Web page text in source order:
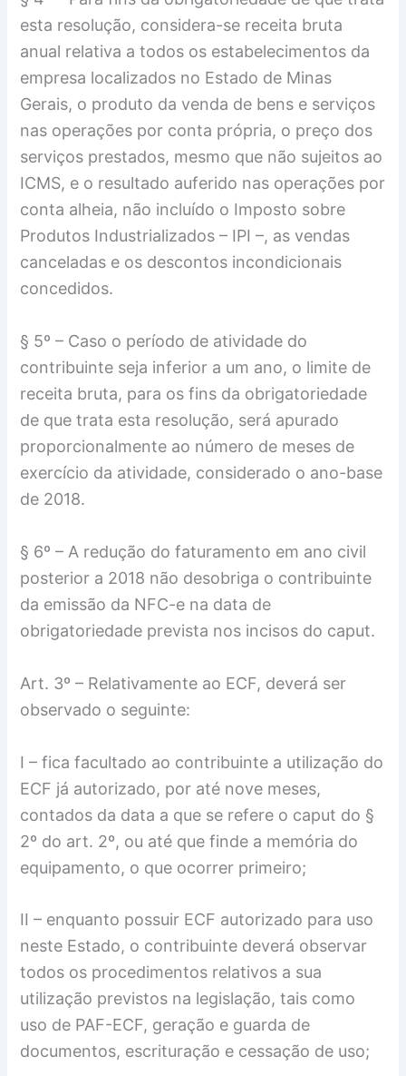
esta resolução, considera-se receita bruta
anual relativa a todos os estabelecimentos da
empresa localizados no Estado de Minas
Gerais, o produto da venda de bens e serviços
nas operações por conta própria, o preço dos
serviços prestados, mesmo que não sujeitos ao
ICMS, e o resultado auferido nas operações por
conta alheia, não incluído o Imposto sobre
Produtos Industrializados – IPI –, as vendas
canceladas e os descontos incondicionais
concedidos.
§ 5º – Caso o período de atividade do
contribuinte seja inferior a um ano, o limite de
receita bruta, para os fins da obrigatoriedade
de que trata esta resolução, será apurado
proporcionalmente ao número de meses de
exercício da atividade, considerado o ano-base
de 2018.
§ 6º – A redução do faturamento em ano civil
posterior a 2018 não desobriga o contribuinte
da emissão da NFC-e na data de
obrigatoriedade prevista nos incisos do caput.
Art. 3º – Relativamente ao ECF, deverá ser
observado o seguinte:
I – fica facultado ao contribuinte a utilização do
ECF já autorizado, por até nove meses,
contados da data a que se refere o caput do §
2º do art. 2º, ou até que finde a memória do
equipamento, o que ocorrer primeiro;
II – enquanto possuir ECF autorizado para uso
neste Estado, o contribuinte deverá observar
todos os procedimentos relativos a sua
utilização previstos na legislação, tais como
uso de PAF-ECF, geração e guarda de
documentos, escrituração e cessação de uso;